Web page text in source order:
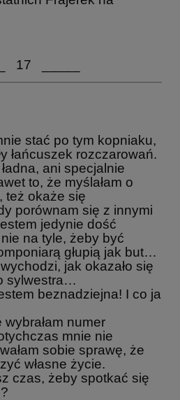
17 _____
stać po tym kopniaku,
łańcuszek rozczarowań.
ani specjalnie
to, że myślałam o
też okaże się
porównam się z innymi
jedynie dość
na tyle, żeby być
głupią jak but…
jak okazało się
sylwestra…
beznadziejna! I co ja
numer
mnie nie
sobie sprawę, że
własne życie.
żeby spotkać się